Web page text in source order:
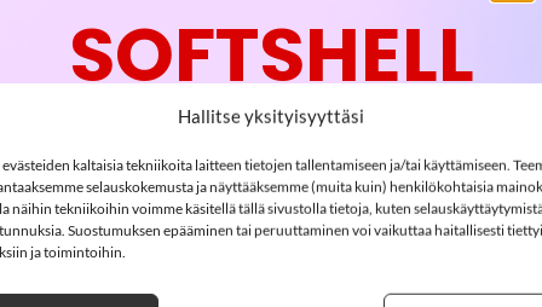
Hallitse yksityisyyttäsi
kaltaisia tekniikoita laitteen tietojen tallentamiseen ja/tai käyttämiseen.
selauskokemusta ja näyttääksemme (muita kuin) henkilökohtaisia
näihin tekniikoihin voimme käsitellä tällä sivustolla tietoja, kuten
Suostumuksen epääminen tai peruuttaminen voi vaikuttaa haitallisesti
ja toimintoihin.
SOFTSHELL
-15%
15% ALENNUS KOODILLA:SOFTSHELL15
2